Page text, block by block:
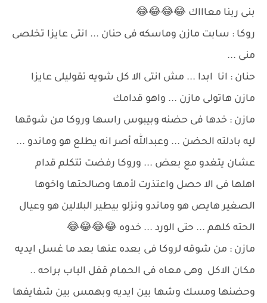
بنى ربنا معاااك 😂😂😂😂
روكا : سابت مازن وماسكه فى حنان ... انتى عايزا تخلصى
منى ...
حنان : انا ابدا ... مش انتى الا كل شويه تقوليلى عايزا
مازن هاتولى مازن ... واهو قدامك
مازن : خدها فى حضنه وبيبوس راسها وروكا من شوقها
ليه بادلته الحضن ... وعبدالله أصر انه يطلع هو وماندو ...
عشان يتغدو مع بعض ... وروكا رفضت تتكلم قدام
اهلها فى الا حصل واعتذرت لأمها وصالحتها واخوها
الصغير هايص هو وماندو ونزلو بيطير البلالين هو وعيال
الحته كلهم ... حتى الورد ... خدوه 😂😂😂😂
مازن : من شوقه لروكا فى بعده عنها بعد ما غسل ايديه
مكان الاكل وهى معاه فى الحمام قفل الباب براحه ..
وحضنها ومسك وشها بين ايديه وبهمس بين شفايفها